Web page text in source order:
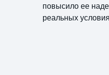
повысило ее
реальных